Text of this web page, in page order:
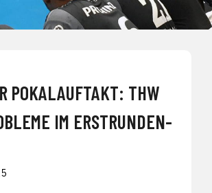
POKALAUFTAKT: THW
IM ERSTRUNDEN-